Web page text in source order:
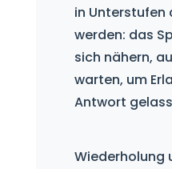
in
werden: das
sich nähern,
warten, um
Antwort
Wiederholung